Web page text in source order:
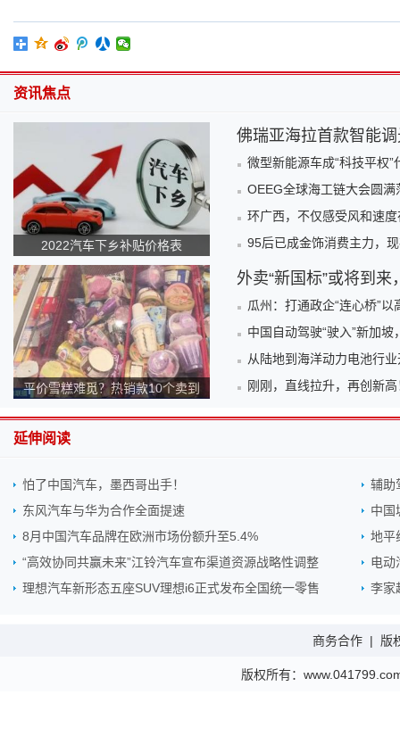
资讯焦点
2022汽车下乡补贴价格表
平价雪糕难觅？热销款10个卖到
佛瑞亚海拉首款智能
微型新能源车成“科技平权
OEEG全球海工链大会圆满
环广西，不仅感受风和速
95后已成金饰消费主力，
外卖“新国标”或将到
瓜州：打通政企“连心桥”
中国自动驾驶“驶入”新加
从陆地到海洋动力电池行
刚刚，直线拉升，再创新高
延伸阅读
怕了中国汽车，墨西哥出手！
辅助
东风汽车与华为合作全面提速
中国
8月中国汽车品牌在欧洲市场份额升至5.4%
地平
“高效协同共赢未来”江铃汽车宣布渠道资源战略性调整
电动
理想汽车新形态五座SUV理想i6正式发布全国统一零售
李家
商务合作 | 版
版权所有：